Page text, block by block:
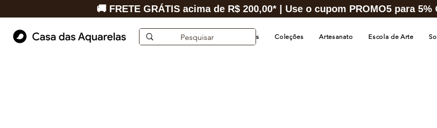
Aquarelas de Cidades Coleções Artesanato Escola de Arte
🚚 FRETE GRÁTIS acima de R$ 200,00* | Use o cupom PROMO5 para